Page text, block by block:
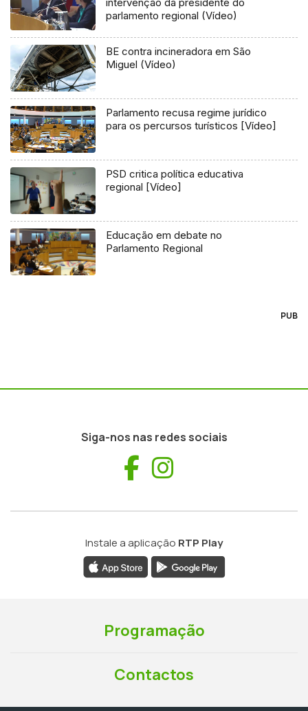
intervenção da presidente do
parlamento regional (Vídeo)
BE contra incineradora em São
Miguel (Vídeo)
Parlamento recusa regime jurídico
para os percursos turísticos [Vídeo]
PSD critica política educativa
regional [Vídeo]
Educação em debate no
Parlamento Regional
PUB
Siga-nos nas redes sociais
Facebook
Instale a aplicação RTP Play
Programação
Contactos